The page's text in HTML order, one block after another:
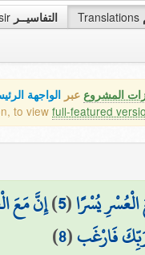
التفاسيــر Translations
المشروع عبر الواجهة
to view full-featured
يُسْرًا(
5
)إِنَّ مَعَ
فَارْغَب(
8
)